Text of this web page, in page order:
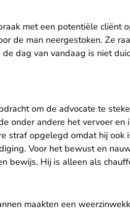
met een potentiële cliënt
de man neergestoken. Ze
dag van vandaag is niet
om de advocate te
onder andere het vervoer en
straf opgelegd omdat hij ook
Voor het bewust en
bewijs. Hij is alleen als
maakten een